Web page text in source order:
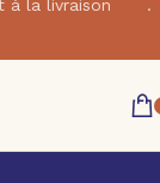
à la livraison .